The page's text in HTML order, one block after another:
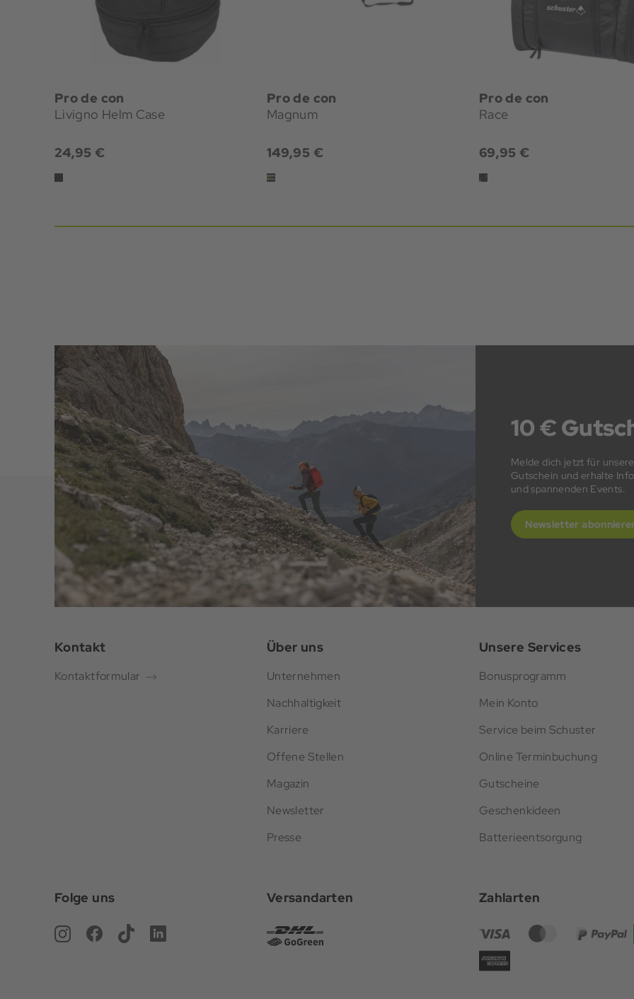
Pro de con
Livigno Helm Case
24,95 €
Pro de con
Magnum
149,95 €
Pro de con
Race
69,95 €
10 €
Melde dich jetzt für
Gutschein und erhalte
und spannenden Events.
Newsletter
Kontakt
Kontaktformular
Über uns
Unternehmen
Nachhaltigkeit
Karriere
Offene Stellen
Magazin
Newsletter
Presse
Unsere Services
Bonusprogramm
Mein Konto
Service beim Schuster
Online Terminbuchung
Gutscheine
Geschenkideen
Batterieentsorgung
Folge uns Versandarten Zahlarten